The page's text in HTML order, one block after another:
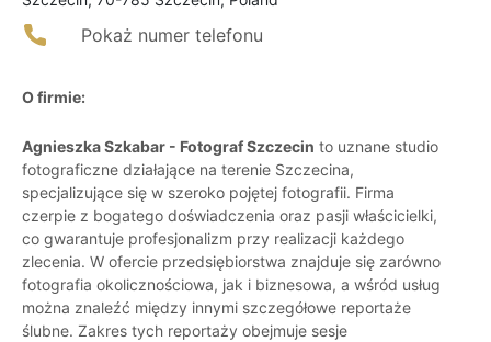
Pokaż numer telefonu
O firmie:
Agnieszka Szkabar - Fotograf Szczecin to uznane studio
fotograficzne działające na terenie Szczecina,
specjalizujące się w szeroko pojętej fotografii. Firma
czerpie z bogatego doświadczenia oraz pasji właścicielki,
co gwarantuje profesjonalizm przy realizacji każdego
zlecenia. W ofercie przedsiębiorstwa znajduje się zarówno
fotografia okolicznościowa, jak i biznesowa, a wśród usług
można znaleźć między innymi szczegółowe reportaże
ślubne. Zakres tych reportaży obejmuje sesje